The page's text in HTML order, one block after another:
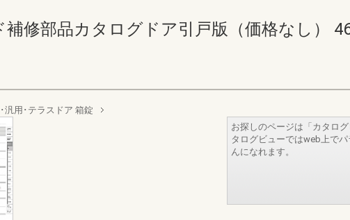
修部品カタログドア引戸版（価格なし）
汎用･テラスドア 箱錠
お探しのページは「カタロ
タログビューではweb上で
んになれます。